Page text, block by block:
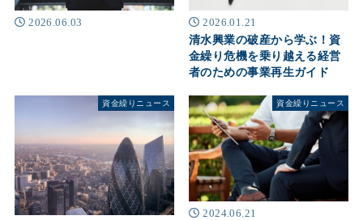
2026.06.03 2026.01.21
清水興業の破産から学ぶ！資
金繰り危機を乗り越える経営
者のための事業再生ガイド
資金繰りニュース 資金繰りニュース
2024.06.21